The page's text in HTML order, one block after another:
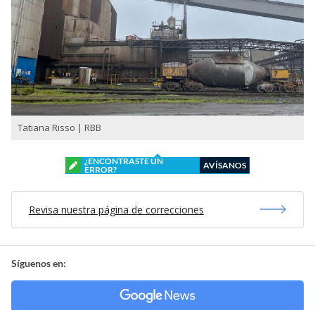
Tatiana Risso | RBB
¿ENCONTRASTE UN
ERROR?
AVÍSANOS
Revisa nuestra página de correcciones
Síguenos en: